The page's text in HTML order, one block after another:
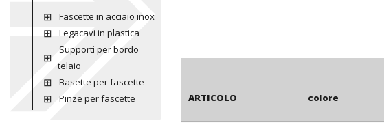
Fascette in acciaio inox
Legacavi in plastica
Supporti per bordo
telaio
Basette per fascette
Pinze per fascette
ARTICOLO colore